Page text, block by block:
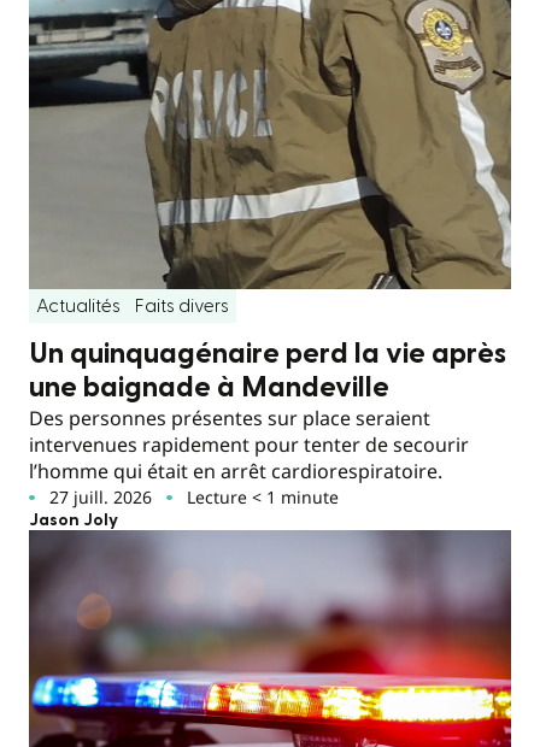
Actualités Faits divers
Un quinquagénaire perd la vie après
une baignade à Mandeville
Des personnes présentes sur place seraient
intervenues rapidement pour tenter de secourir
l’homme qui était en arrêt cardiorespiratoire.
27 juill. 2026 Lecture < 1 minute
Jason Joly